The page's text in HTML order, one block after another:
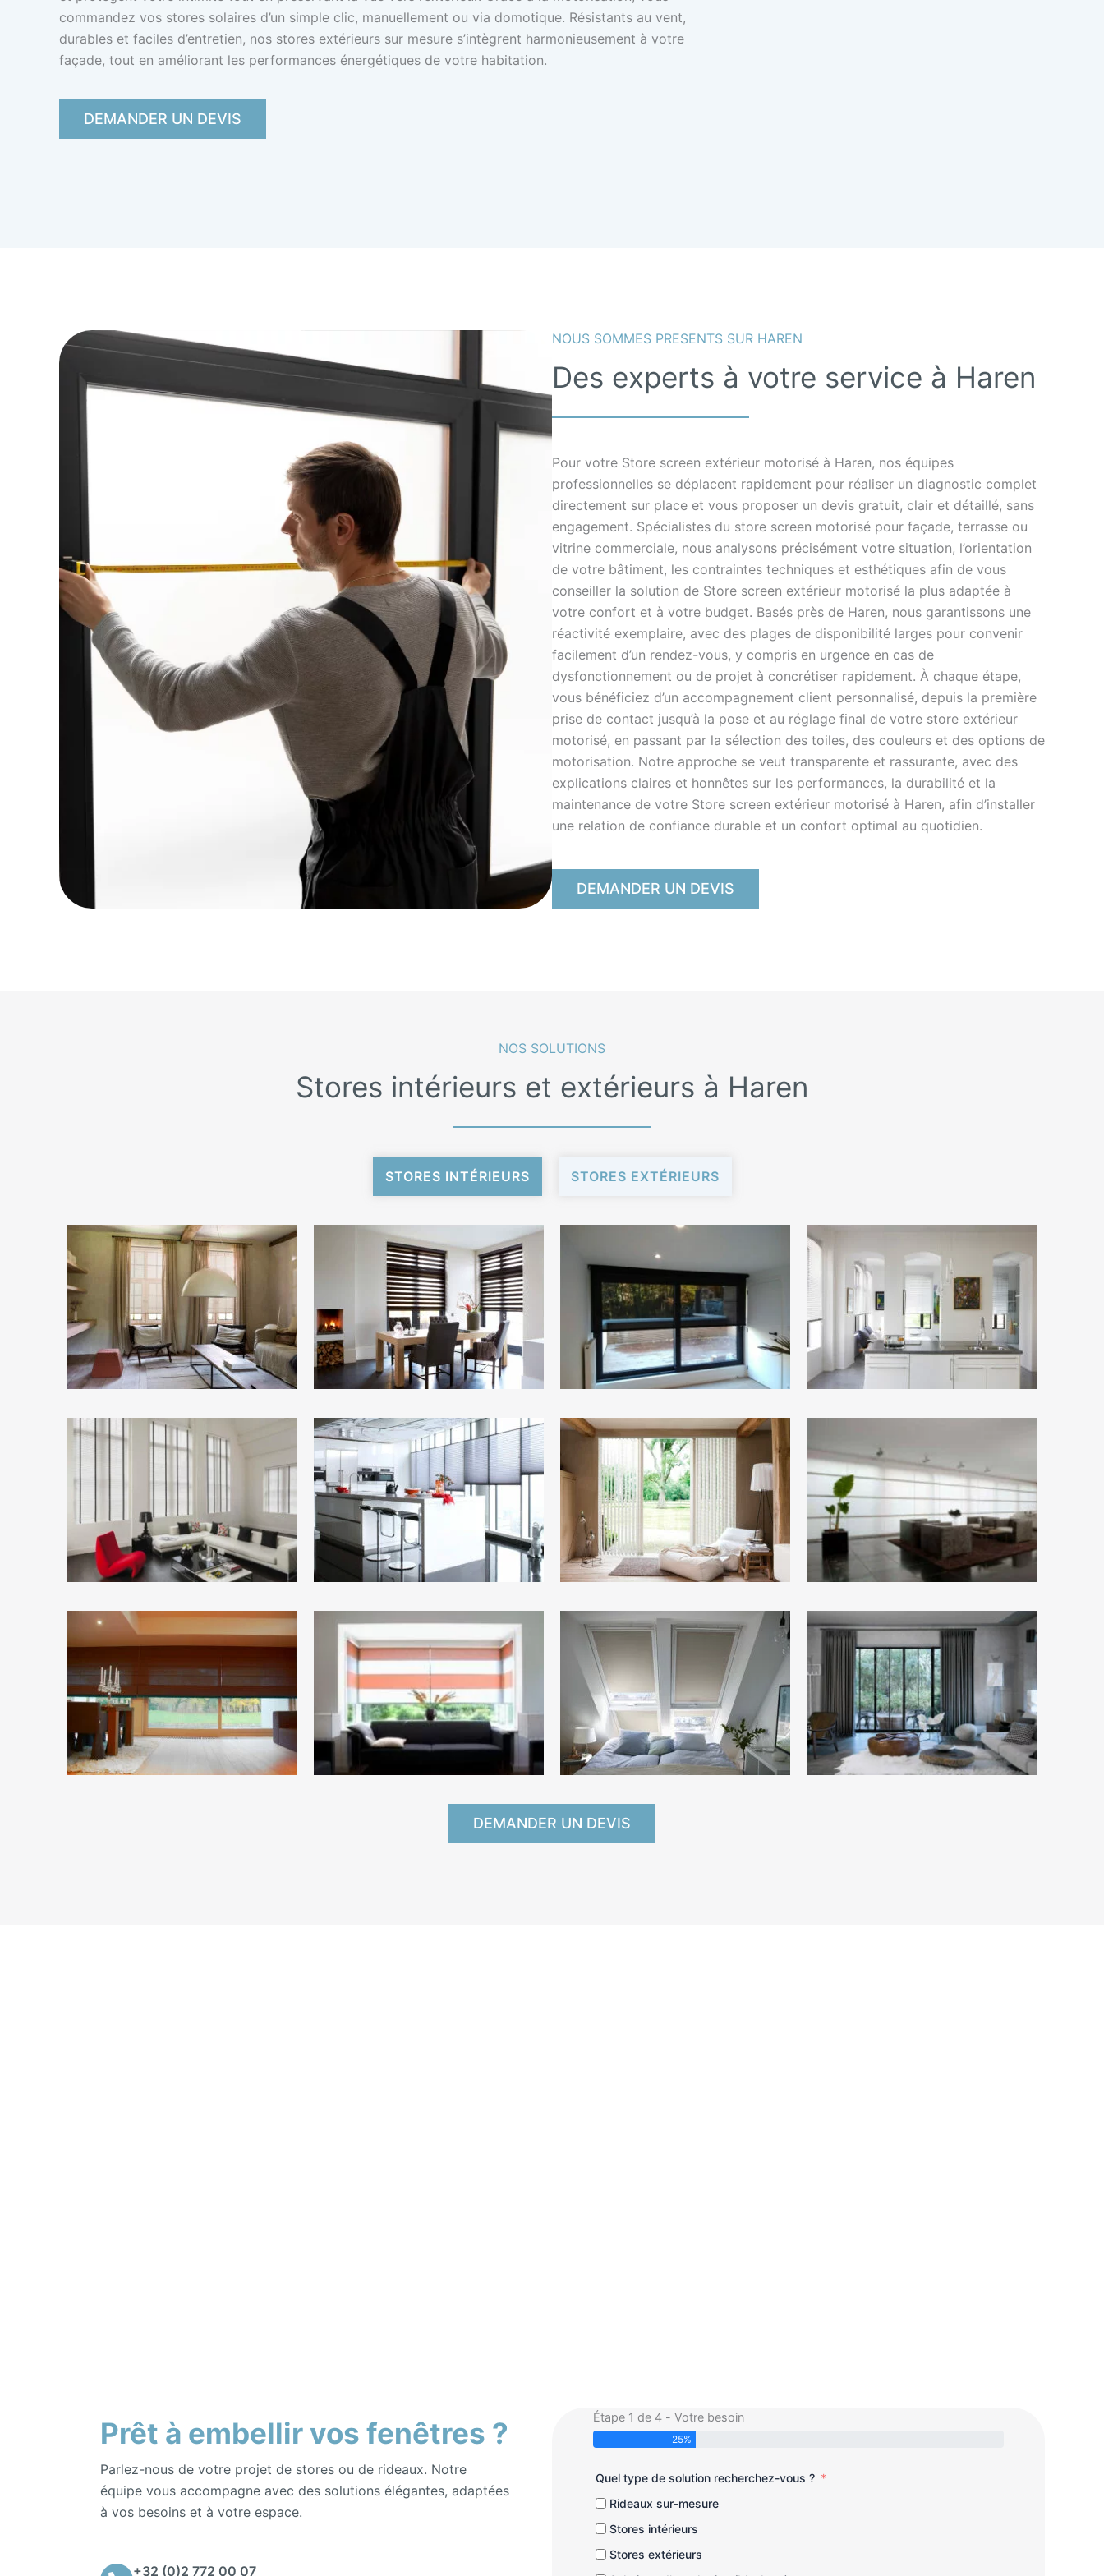
commandez vos stores solaires d’un simple clic, manuellement ou via domotique. Résistants au vent,
durables et faciles d’entretien, nos stores extérieurs sur mesure s’intègrent harmonieusement à votre
façade, tout en améliorant les performances énergétiques de votre habitation.
DEMANDER UN DEVIS
NOUS SOMMES PRESENTS SUR HAREN
Des experts à votre service à Haren
Pour votre Store screen extérieur motorisé à Haren, nos équipes
professionnelles se déplacent rapidement pour réaliser un diagnostic complet
directement sur place et vous proposer un devis gratuit, clair et détaillé, sans
engagement. Spécialistes du store screen motorisé pour façade, terrasse ou
vitrine commerciale, nous analysons précisément votre situation, l’orientation
de votre bâtiment, les contraintes techniques et esthétiques afin de vous
conseiller la solution de Store screen extérieur motorisé la plus adaptée à
votre confort et à votre budget. Basés près de Haren, nous garantissons une
réactivité exemplaire, avec des plages de disponibilité larges pour convenir
facilement d’un rendez-vous, y compris en urgence en cas de
dysfonctionnement ou de projet à concrétiser rapidement. À chaque étape,
vous bénéficiez d’un accompagnement client personnalisé, depuis la première
prise de contact jusqu’à la pose et au réglage final de votre store extérieur
motorisé, en passant par la sélection des toiles, des couleurs et des options de
motorisation. Notre approche se veut transparente et rassurante, avec des
explications claires et honnêtes sur les performances, la durabilité et la
maintenance de votre Store screen extérieur motorisé à Haren, afin d’installer
une relation de confiance durable et un confort optimal au quotidien.
DEMANDER UN DEVIS
NOS SOLUTIONS
Stores intérieurs et extérieurs à Haren
STORES INTÉRIEURS STORES EXTÉRIEURS
DEMANDER UN DEVIS
Prêt à embellir vos fenêtres ?
Parlez-nous de votre projet de stores ou de rideaux. Notre
équipe vous accompagne avec des solutions élégantes, adaptées
à vos besoins et à votre espace.
+32 (0)2 772 00 07
Étape 1 de 4 - Votre besoin
25%
Quel type de solution recherchez-vous ?
Rideaux sur-mesure
Stores intérieurs
Stores extérieurs